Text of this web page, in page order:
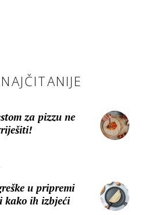
NAJČITANIJE
za pizzu ne
u pripremi
kako ih izbjeći